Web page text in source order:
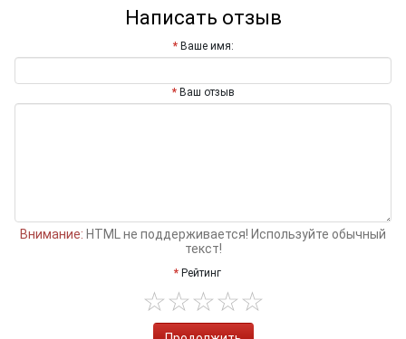
Написать отзыв
Ваше имя:
Ваш отзыв
Внимание: HTML не поддерживается! Используйте обычный
текст!
Рейтинг